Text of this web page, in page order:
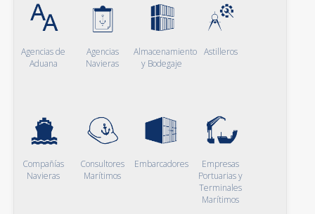
Agencias de
Aduana
Agencias
Navieras
Almacenamiento
y Bodegaje
Astilleros
Compañías
Navieras
Consultores
Marítimos
Embarcadores
Empresas
Portuarias y
Terminales
Marítimos